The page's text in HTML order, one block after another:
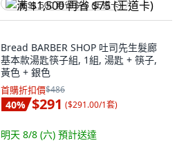
满 $1,500 再省 $75 (王道卡)
Bread BARBER SHOP 吐司先生髮廊
基本款湯匙筷子組, 1組, 湯匙 + 筷子,
黃色 + 銀色
首購折扣價$486
40% $291 ($291.00/1套)
明天 8/8 (六) 預計送達